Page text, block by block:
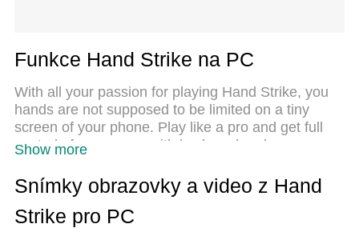
Funkce Hand Strike na PC
With all your passion for playing Hand Strike, you
hands are not supposed to be limited on a tiny
screen of your phone. Play like a pro and get full
control of your game with keyboard and mouse.
expecting. Download and play Hand Strike on PC.
Play as long as you want, no more limitations of
battery, mobile data and disturbing calls. The brand
Show more
Snímky obrazovky a video z Hand
Strike pro PC